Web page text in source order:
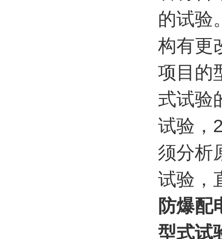
的试验
构有更
项目的
式试验
试验，
须分析
试验，
防爆配
型式试